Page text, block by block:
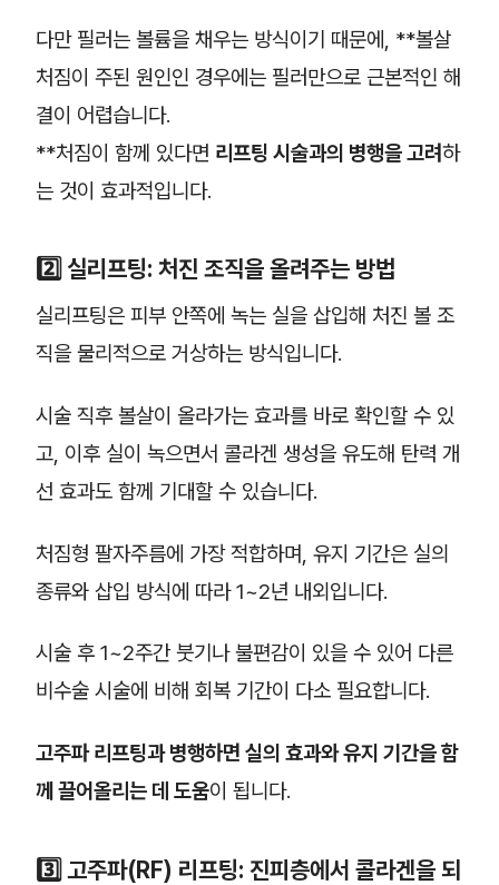
다만 필러는 볼륨을 채우는 방식이기 때문에, **볼살
처짐이 주된 원인인 경우에는 필러만으로 근본적인 해
결이 어렵습니다.
**처짐이 함께 있다면 리프팅 시술과의 병행을 고려하
는 것이 효과적입니다.
2️⃣ 실리프팅: 처진 조직을 올려주는 방법
실리프팅은 피부 안쪽에 녹는 실을 삽입해 처진 볼 조
직을 물리적으로 거상하는 방식입니다.
시술 직후 볼살이 올라가는 효과를 바로 확인할 수 있
고, 이후 실이 녹으면서 콜라겐 생성을 유도해 탄력 개
선 효과도 함께 기대할 수 있습니다.
처짐형 팔자주름에 가장 적합하며, 유지 기간은 실의
종류와 삽입 방식에 따라 1~2년 내외입니다.
시술 후 1~2주간 붓기나 불편감이 있을 수 있어 다른
비수술 시술에 비해 회복 기간이 다소 필요합니다.
고주파 리프팅과 병행하면 실의 효과와 유지 기간을 함
께 끌어올리는 데 도움이 됩니다.
3️⃣ 고주파(RF) 리프팅: 진피층에서 콜라겐을 되